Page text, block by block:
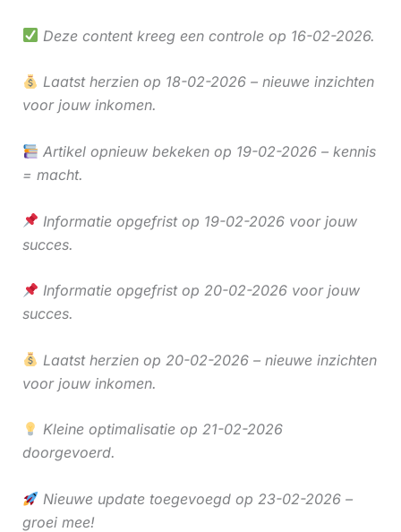
Deze content kreeg een controle op 16-02-2026.
Laatst herzien op 18-02-2026 – nieuwe inzichten
voor jouw inkomen.
Artikel opnieuw bekeken op 19-02-2026 – kennis
= macht.
Informatie opgefrist op 19-02-2026 voor jouw
succes.
Informatie opgefrist op 20-02-2026 voor jouw
succes.
Laatst herzien op 20-02-2026 – nieuwe inzichten
voor jouw inkomen.
Kleine optimalisatie op 21-02-2026
doorgevoerd.
Nieuwe update toegevoegd op 23-02-2026 –
groei mee!